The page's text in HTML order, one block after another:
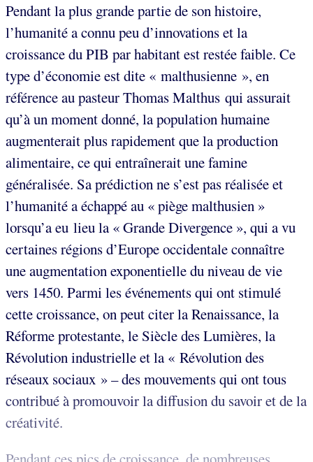
Pendant la plus grande partie de son histoire,
l’humanité a connu peu d’innovations et la
croissance du PIB par habitant est restée faible. Ce
type d’économie est dite « malthusienne », en
référence au pasteur Thomas Malthus qui assurait
qu’à un moment donné, la population humaine
augmenterait plus rapidement que la production
alimentaire, ce qui entraînerait une famine
généralisée. Sa prédiction ne s’est pas réalisée et
l’humanité a échappé au « piège malthusien »
lorsqu’a eu lieu la « Grande Divergence », qui a vu
certaines régions d’Europe occidentale connaître
une augmentation exponentielle du niveau de vie
vers 1450. Parmi les événements qui ont stimulé
cette croissance, on peut citer la Renaissance, la
Réforme protestante, le Siècle des Lumières, la
Révolution industrielle et la « Révolution des
réseaux sociaux » – des mouvements qui ont tous
contribué à promouvoir la diffusion du savoir et de la
créativité.